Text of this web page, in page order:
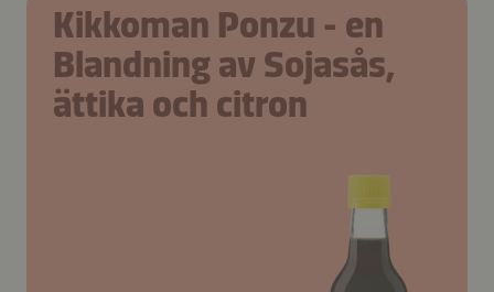
Kikkoman Ponzu - en
Blandning av Sojasås,
ättika och citron